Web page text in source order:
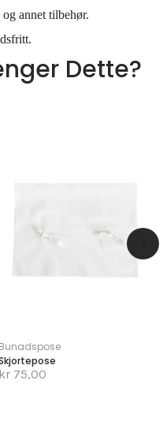
annet tilbehør.
Dette?
Bunadspose
kr 75,00